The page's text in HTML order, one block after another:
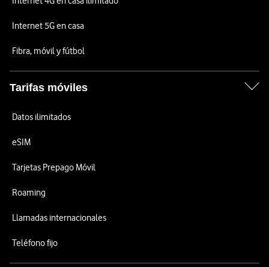
Internet 5G en casa
Fibra, móvil y fútbol
Tarifas móviles
Datos ilimitados
eSIM
Tarjetas Prepago Móvil
Roaming
Llamadas internacionales
Teléfono fijo